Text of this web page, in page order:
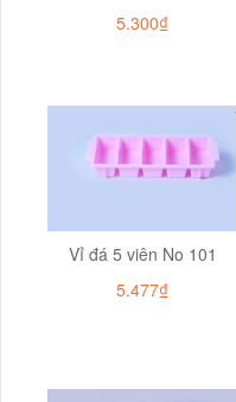
5.300₫
Vỉ đá 5 viên No 101
5.477₫